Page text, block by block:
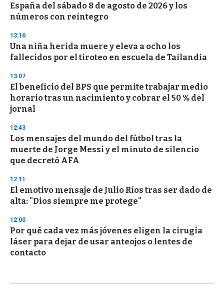
España del sábado 8 de agosto de 2026 y los
números con reintegro
13:16
Una niña herida muere y eleva a ocho los
fallecidos por el tiroteo en escuela de Tailandia
13:07
El beneficio del BPS que permite trabajar medio
horario tras un nacimiento y cobrar el 50 % del
jornal
12:43
Los mensajes del mundo del fútbol tras la
muerte de Jorge Messi y el minuto de silencio
que decretó AFA
12:11
El emotivo mensaje de Julio Ríos tras ser dado de
alta: "Dios siempre me protege"
12:00
Por qué cada vez más jóvenes eligen la cirugía
láser para dejar de usar anteojos o lentes de
contacto